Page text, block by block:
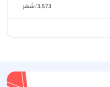
3,573
/شهر